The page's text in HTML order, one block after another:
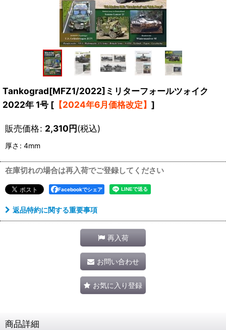
Tankograd[MFZ1/2022]ミリターフォールツォイク
2022年 1号 [ 【2024年6月価格改定】 ]
販売価格: 2,310円(税込)
厚さ : 4mm
在庫切れの場合は再入荷でご登録してください
Facebookでシェア
返品特約に関する重要事項
再入荷
お問い合わせ
お気に入り登録
商品詳細